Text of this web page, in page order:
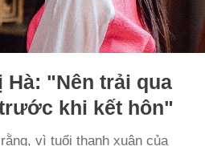
Hà: "Nên trải qua
khi kết hôn"
vì tuổi thanh xuân của